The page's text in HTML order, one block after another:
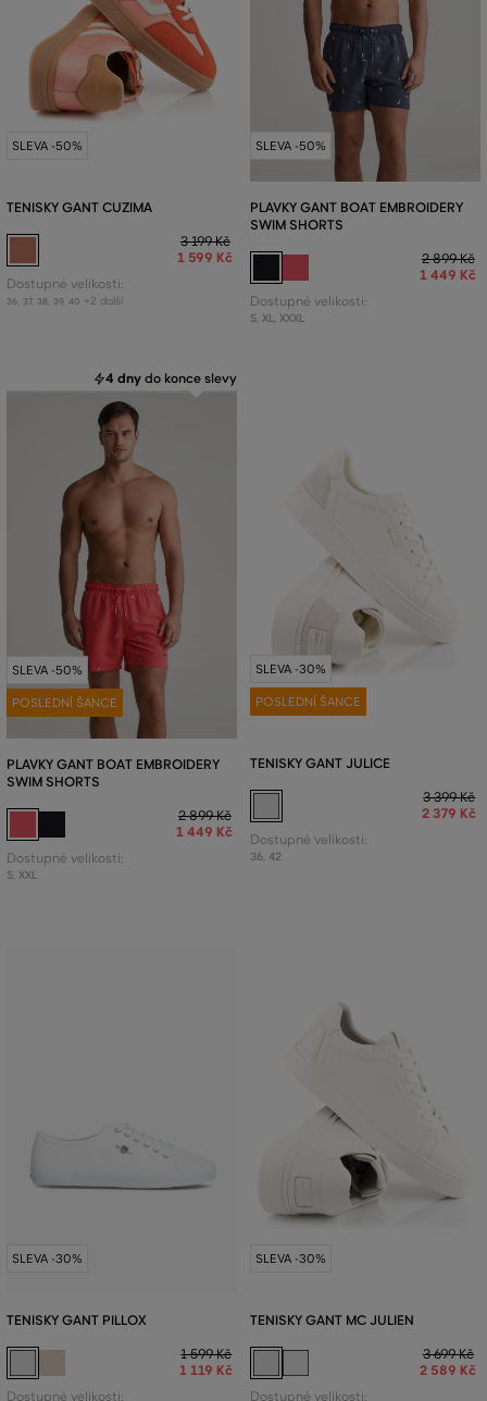
SLEVA -50%
TENISKY GANT CUZIMA
3 199 Kč
1 599 Kč
Dostupné velikosti:
36 37, 38 39, 40 +2 další
SLEVA -50%
PLAVKY GANT BOAT EMBROIDERY
SWIM SHORTS
2 899 Kč
1 449 Kč
Dostupné velikosti:
S, XL, XXXL
4 dny do konce slevy
SLEVA -50%
POSLEDNÍ ŠANCE
PLAVKY GANT BOAT EMBROIDERY
SWIM SHORTS
2 899 Kč
1 449 Kč
Dostupné velikosti:
S, XXL
SLEVA -30%
POSLEDNÍ ŠANCE
TENISKY GANT JULICE
3 399 Kč
2 379 Kč
Dostupné velikosti:
36, 42
SLEVA -30%
TENISKY GANT PILLOX
1 599 Kč
1 119 Kč
Dostupné velikosti:
SLEVA -30%
TENISKY GANT MC JULIEN
3 699 Kč
2 589 Kč
Dostupné velikosti: